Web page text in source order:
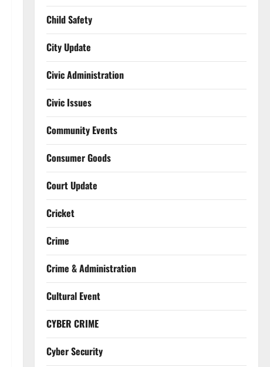
Child Safety
City Update
Civic Administration
Civic Issues
Community Events
Consumer Goods
Court Update
Cricket
Crime
Crime & Administration
Cultural Event
CYBER CRIME
Cyber Security